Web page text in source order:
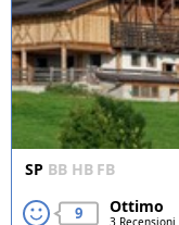
SP BB HB FB
9 Ottimo
3 Recensioni